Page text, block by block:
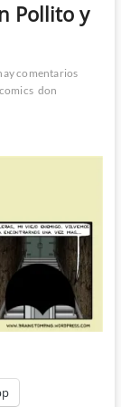
Pollito y
comentarios
comics don